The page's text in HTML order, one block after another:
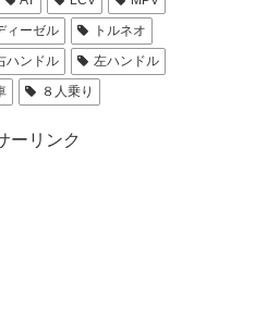
ィーゼル
トルネオ
ハンドル
左ハンドル
８人乗り
ーリンク